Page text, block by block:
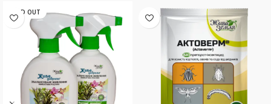
SOLD OUT